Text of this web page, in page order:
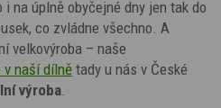
i na úplně obyčejné dny jen tak do
co zvládne všechno. A
velkovýroba – naše
v naší dílně tady u nás v České
výroba